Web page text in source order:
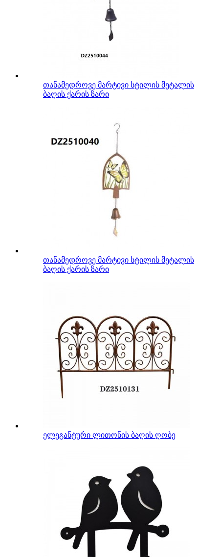
თანამედროვე მარტივი სტილის მეტალის
ბაღის ქარის ზარი
თანამედროვე მარტივი სტილის მეტალის
ბაღის ქარის ზარი
ელეგანტური ლითონის ბაღის ღობე